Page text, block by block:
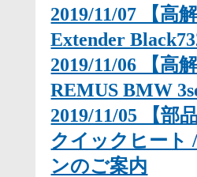
2019/11/07 【高
Extender
2019/11/06 【
REMUS BMW
2019/11/05 【部
クイックヒート
ンのご案内